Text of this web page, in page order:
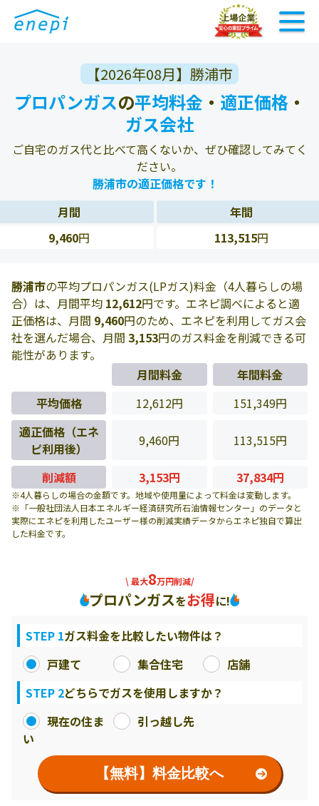
【2026年08月】勝浦市
プロパンガスの平均料金 ・ 適正価格 ・
ガス会社
ご自宅のガス代と比べて高くないか、ぜひ確認してみてく
ださい。
勝浦市の適正価格です！
月間
年間
9,460円 113,515円
勝浦市の平均プロパンガス(LPガス)料金（4人暮らしの場
合）は、月間平均 12,612円です。エネピ調べによると適
正価格は、月間 9,460円のため、エネピを利用してガス会
社を選んだ場合、月間 3,153円のガス料金を削減できる可
能性があります。
月間料金
年間料金
平均価格
12,612円
151,349円
適正価格（エネ
ピ利用後）
9,460円 113,515円
削減額 3,153円 37,834円
※4人暮らしの場合の金額です。地域や使用量によって料金は変動します。
※「一般社団法人日本エネルギー経済研究所石油情報センター」のデータと
実際にエネピを利用したユーザー様の削減実績データからエネピ独自で算出
した料金です。
\ 最大8万円削減/
プロパンガスをお得に!
STEP 1ガス料金を比較したい物件は？
戸建て
集合住宅
店舗
STEP 2どちらでガスを使用しますか？
現在の住ま
い
引っ越し先
【無料】料金比較へ